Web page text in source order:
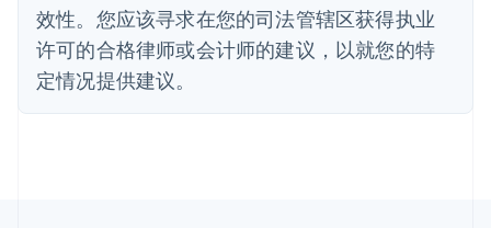
效性。您应该寻求在您的司法管辖区获得执业
许可的合格律师或会计师的建议，以就您的特
定情况提供建议。
法国
FrançaisEnglish
芬兰
EnglishSvenska